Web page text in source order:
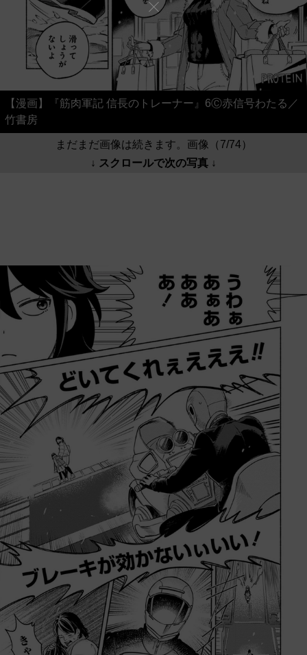
【漫画】『筋肉軍記 信長のトレーナー』6Ⓒ赤信号わたる／
竹書房
まだまだ画像は続きます。画像（7/74）
↓ スクロールで次の写真 ↓